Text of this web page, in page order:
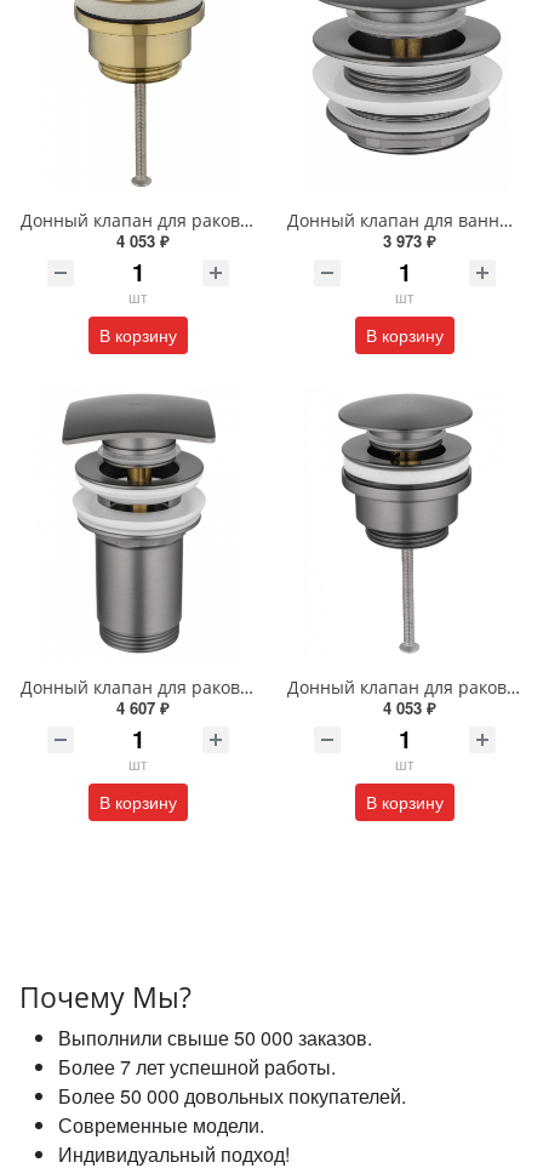
Донный клапан для раковины Wonzon & Woghand WW-88SS07-BG брашированное золото
4 053 ₽
шт
В корзину
Донный клапан для ванны Wonzon & Woghand WW-SS105-BGM темный графит
3 973 ₽
шт
В корзину
Донный клапан для раковины Wonzon & Woghand WW-88SS08-BGM темный графит
4 607 ₽
шт
В корзину
Донный клапан для раковины Wonzon & Woghand WW-88SS07-BGM темный графит
4 053 ₽
шт
В корзину
Почему Мы?
Выполнили свыше 50 000 заказов.
Более 7 лет успешной работы.
Более 50 000 довольных покупателей.
Современные модели.
Индивидуальный подход!